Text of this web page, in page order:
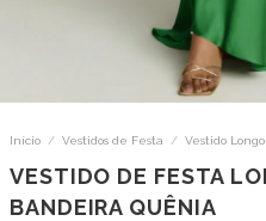
Início / Vestidos de Festa / Vestido Longo
VESTIDO DE FESTA
BANDEIRA QUÊNIA